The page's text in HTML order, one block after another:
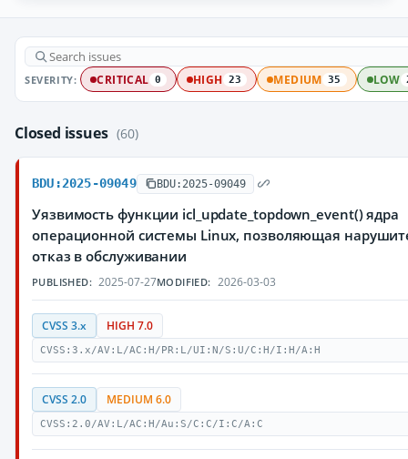
SEVERITY: CRITICAL 0 HIGH 23 MEDIUM 35 LOW
Closed issues (60)
BDU:2025-09049 BDU:2025-09049
Уязвимость функции icl_update_topdown_event() ядра
операционной системы Linux, позволяющая
отказ в обслуживании
PUBLISHED: 2025-07-27MODIFIED: 2026-03-03
CVSS 3.x HIGH 7.0
CVSS:3.x/AV:L/AC:H/PR:L/UI:N/S:U/C:H/I:H/A:H
CVSS 2.0 MEDIUM 6.0
CVSS:2.0/AV:L/AC:H/Au:S/C:C/I:C/A:C